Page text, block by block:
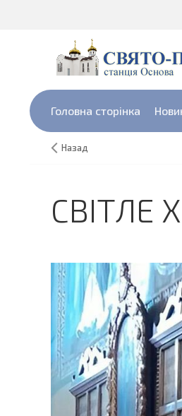
Головна сторінка
Назад
СВІТЛЕ